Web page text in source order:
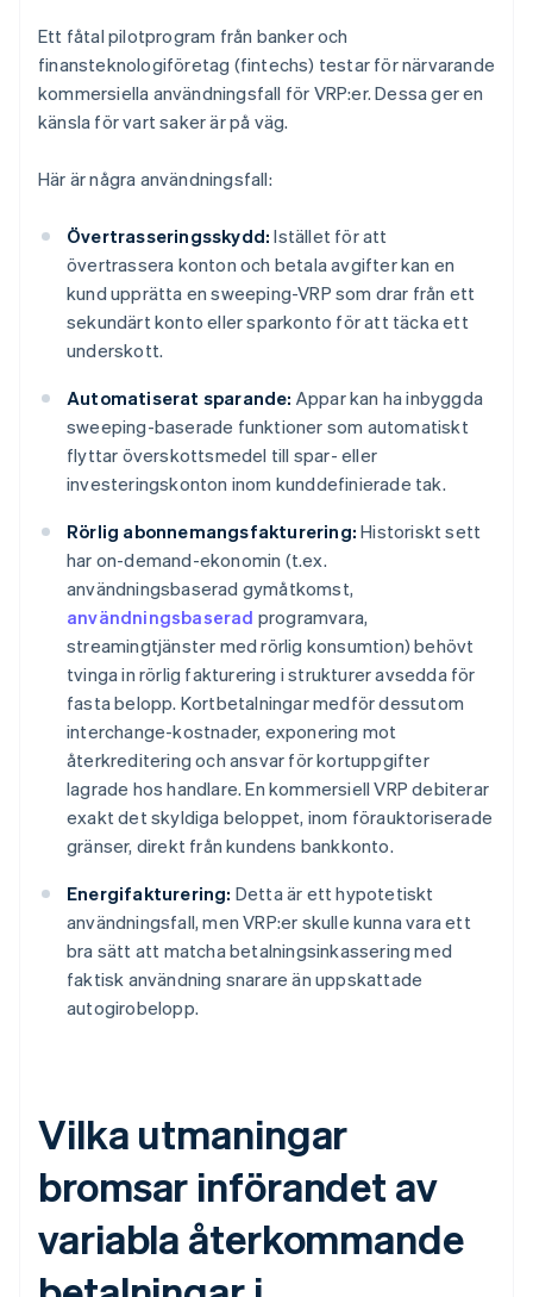
Ett fåtal pilotprogram från banker och
finansteknologiföretag (fintechs) testar för närvarande
kommersiella användningsfall för VRP:er. Dessa ger en
känsla för vart saker är på väg.
Här är några användningsfall:
Övertrasseringsskydd: Istället för att
övertrassera konton och betala avgifter kan en
kund upprätta en sweeping-VRP som drar från ett
sekundärt konto eller sparkonto för att täcka ett
underskott.
Automatiserat sparande: Appar kan ha inbyggda
sweeping-baserade funktioner som automatiskt
flyttar överskottsmedel till spar- eller
investeringskonton inom kunddefinierade tak.
Rörlig abonnemangsfakturering: Historiskt sett
har on-demand-ekonomin (t.ex.
användningsbaserad gymåtkomst,
användningsbaserad programvara,
streamingtjänster med rörlig konsumtion) behövt
tvinga in rörlig fakturering i strukturer avsedda för
fasta belopp. Kortbetalningar medför dessutom
interchange-kostnader, exponering mot
återkreditering och ansvar för kortuppgifter
lagrade hos handlare. En kommersiell VRP debiterar
exakt det skyldiga beloppet, inom förauktoriserade
gränser, direkt från kundens bankkonto.
Energifakturering: Detta är ett hypotetiskt
användningsfall, men VRP:er skulle kunna vara ett
bra sätt att matcha betalningsinkassering med
faktisk användning snarare än uppskattade
autogirobelopp.
Vilka utmaningar
bromsar införandet av
variabla återkommande